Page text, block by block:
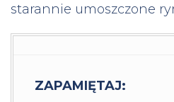
starannie umoszczone
ZAPAMIĘTAJ: